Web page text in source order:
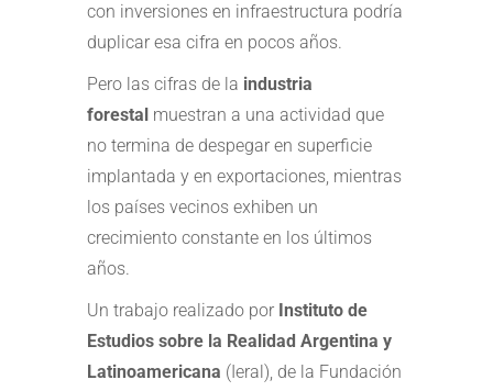
con inversiones en infraestructura podría
duplicar esa cifra en pocos años.
Pero las cifras de la industria
forestal muestran a una actividad que
no termina de despegar en superficie
implantada y en exportaciones, mientras
los países vecinos exhiben un
crecimiento constante en los últimos
años.
Un trabajo realizado por Instituto de
Estudios sobre la Realidad Argentina y
Latinoamericana (Ieral), de la Fundación